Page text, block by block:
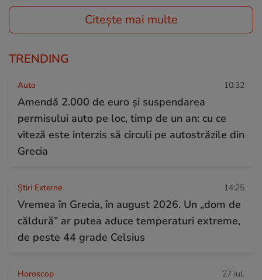
Citește mai multe
TRENDING
Auto 10:32
Amendă 2.000 de euro și suspendarea
permisului auto pe loc, timp de un an: cu ce
viteză este interzis să circuli pe autostrăzile din
Grecia
Știri Externe 14:25
Vremea în Grecia, în august 2026. Un „dom de
căldură” ar putea aduce temperaturi extreme,
de peste 44 grade Celsius
Horoscop 27 iul.